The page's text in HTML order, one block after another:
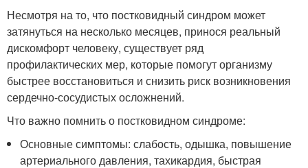
Несмотря на то, что постковидный синдром может
затянуться на несколько месяцев, принося реальный
дискомфорт человеку, существует ряд
профилактических мер, которые помогут организму
быстрее восстановиться и снизить риск возникновения
сердечно-сосудистых осложнений.
Что важно помнить о постковидном синдроме:
Основные симптомы: слабость, одышка, повышение
артериального давления, тахикардия, быстрая